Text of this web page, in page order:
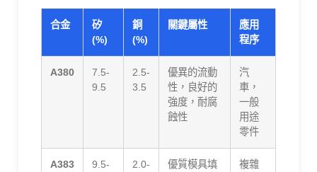
合金
矽
(%)
銅
(%)
關鍵屬性
應用
程序
A380
7.5-
9.5
2.5-
3.5
優異的流動
性，良好的
強度，耐腐
蝕性
汽
車，
一般
用途
零件
A383
9.5-
2.0-
優質模具填
複雜